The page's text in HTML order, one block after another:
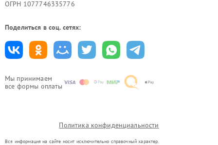
Мы принимаем
все формы оплаты
ОГРН 1077746335776
Поделиться в соц. сетях:
Политика конфиденциальности
Вся информация на сайте носит исключительно справочный характер.